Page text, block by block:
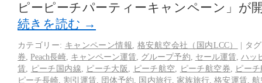
ピーピーチパーティーキャンペーン」が
続きを読む →
カテゴリー: キャンペーン情報 格安航空会社（国内LCC） | タ
券 ,Peach長崎 キャンペーン運賃 グループ予約 セール運賃 ハッ
賃
ピーチ国内線 ピーチ大阪 ピーチ航空 ピーチ航空券
ピー
ピーチ長崎 割引運賃 団体予約 国内旅行, 家族旅行 ,格安運賃 航